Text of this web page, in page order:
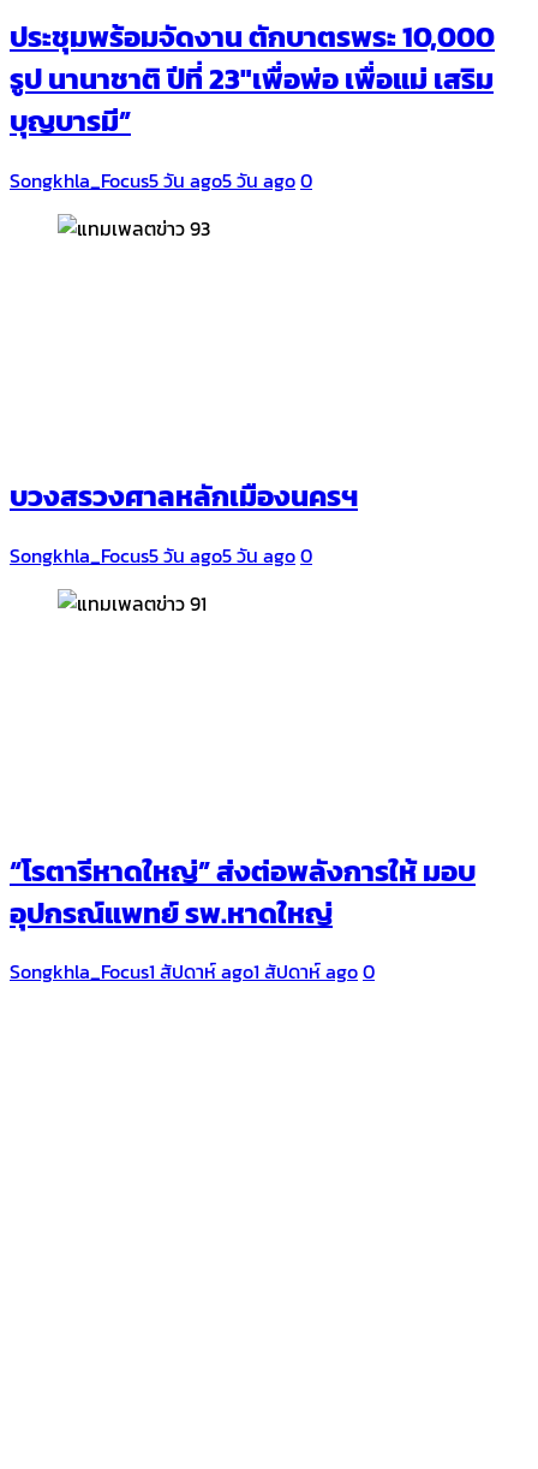
ประชุมพร้อมจัดงาน ตักบาตรพระ 10,000
รูป นานาชาติ ปีที่ 23″เพื่อพ่อ เพื่อแม่ เสริม
บุญบารมี”
Songkhla_Focus5 วัน ago5 วัน ago0
บวงสรวงศาลหลักเมืองนครฯ
Songkhla_Focus5 วัน ago5 วัน ago0
“โรตารีหาดใหญ่” ส่งต่อพลังการให้ มอบ
อุปกรณ์แพทย์ รพ.หาดใหญ่
Songkhla_Focus1 สัปดาห์ ago1 สัปดาห์ ago0